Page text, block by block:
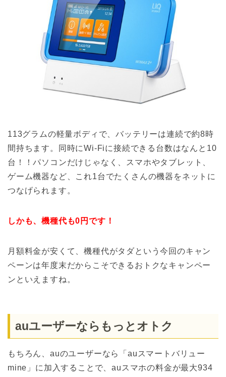
113グラムの軽量ボディで、バッテリーは連続で約8時
間持ちます。同時にWi-Fiに接続できる台数はなんと10
台！！パソコンだけじゃなく、スマホやタブレット、
ゲーム機器など、これ1台でたくさんの機器をネットに
つなげられます。
しかも、機種代も0円です！
月額料金が安くて、機種代がタダという今回のキャン
ペーンは年度末だからこそできるおトクなキャンペー
ンといえますね。
auユーザーならもっとオトク
もちろん、auのユーザーなら「auスマートバリュー
mine」に加入することで、auスマホの料金が最大934